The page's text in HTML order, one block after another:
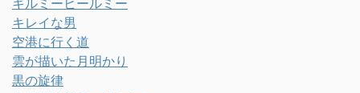
キレイな男
空港に行く道
雲が描いた月明かり
黒の旋律